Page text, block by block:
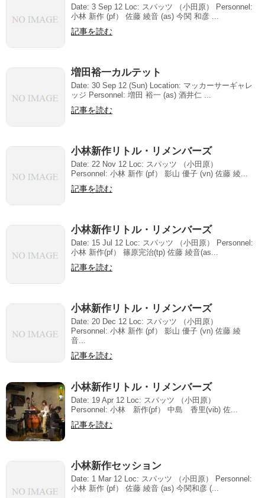
Date: 3 Sep 12 Loc: スパッツ （小田原） Personnel:
小林 新作 (pf） 佐藤 綾音 (as) 今関 和彦 ...
記事を読む
増田裕一カルテット
Date: 30 Sep 12 (Sun) Location: マッカーサーギャレ
ッジ Personnel: 増田 裕一 (as) 酒井仁 ...
記事を読む
小林新作リトル・リメンバーズ
Date: 22 Nov 12 Loc: スパッツ （小田原）
Personnel: 小林 新作 (pf） 影山 優子 (vn) 佐藤 綾...
記事を読む
小林新作リトル・リメンバーズ
Date: 15 Jul 12 Loc: スパッツ （小田原） Personnel:
小林 新作(pf） 篠原完治(tp) 佐藤 綾音(as...
記事を読む
小林新作リトル・リメンバーズ
Date: 20 Dec 12 Loc: スパッツ （小田原）
Personnel: 小林 新作 (pf） 影山 優子 (vn) 佐藤 綾
音...
記事を読む
小林新作リトル・リメンバーズ
Date: 19 Apr 12 Loc: スパッツ （小田原）
Personnel: 小林 新作(pf） 中島 香里(vib) 佐...
記事を読む
小林新作セッション
Date: 1 Mar 12 Loc: スパッツ （小田原） Personnel:
小林 新作 (pf） 佐藤 綾音 (as) 今関和彦 (...